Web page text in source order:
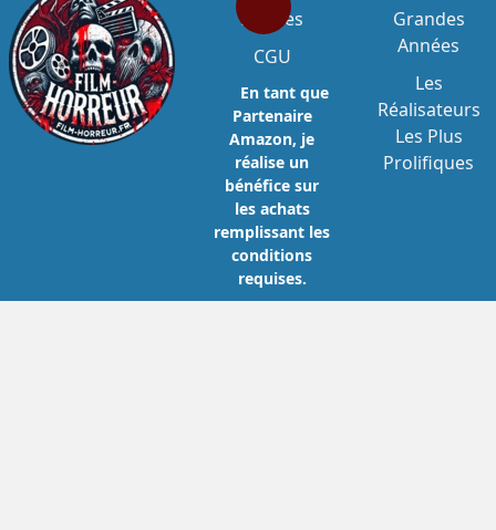
Mike Savini
Tallo,Pam Chatfield
Pasquale
Buba,Patrick McCloskey,Randy
Kovitz,
Williams ,Rod Stouffer Roy Frumkes
Rudy Ricci
Scott H Reiniger,Sharon
Ceccatti,Sukey Raphael ,
Taso N
Stavrakis,Ted Bank Tom Kapusta,
Tom Savini
Tommy Lafitte,Tony
Buba,Warner Shook
Légales
CGU
En tant que
Partenaire
Amazon, je
réalise un
bénéfice sur
les achats
remplissant les
conditions
requises.
Grandes
Années
Les
Réalisateurs
Les Plus
Prolifiques